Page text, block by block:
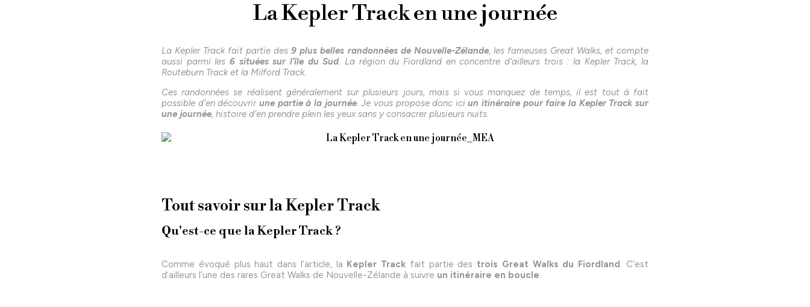
La Kepler Track en une journée
La Kepler Track fait partie des9 plus belles randonnées de Nouvelle-Zélande, les fameuses Great Walks, et compte
aussi parmi les 6 situées sur l’île du Sud. La région du Fiordland en concentre d’ailleurs trois : la Kepler Track, la
Routeburn Track et la Milford Track.
Ces randonnées se réalisent généralement sur plusieurs jours, mais si vous manquez de temps, il est tout à fait
possible d’en découvrir une partie à la journée. Je vous propose donc iciun itinéraire pour faire la Kepler Track sur
une journée, histoire d’en prendre plein les yeux sans y consacrer plusieurs nuits.
Tout savoir sur la Kepler Track
Qu'est-ce que la Kepler Track ?
Comme évoqué plus haut dans l’article, la Kepler Track fait partie des trois Great Walks du Fiordland . C’est
d’ailleurs l’une des rares Great Walks de Nouvelle-Zélande à suivre un itinéraire en boucle.